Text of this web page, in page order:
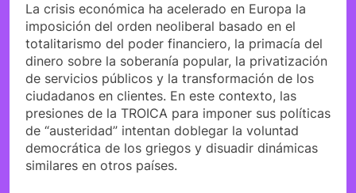
La crisis económica ha acelerado en Europa la
imposición del orden neoliberal basado en el
totalitarismo del poder financiero, la primacía del
dinero sobre la soberanía popular, la privatización
de servicios públicos y la transformación de los
ciudadanos en clientes. En este contexto, las
presiones de la TROICA para imponer sus políticas
de “austeridad” intentan doblegar la voluntad
democrática de los griegos y disuadir dinámicas
similares en otros países.